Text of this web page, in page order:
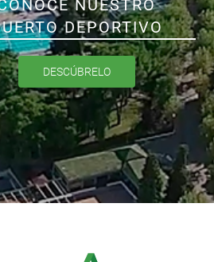
NUESTRO
DEPORTIVO
DESCÚBRELO